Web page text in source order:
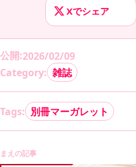
Xでシェア
公開:2026/02/09
Category: 雑誌
Tags: 別冊マーガレット
まえの記事